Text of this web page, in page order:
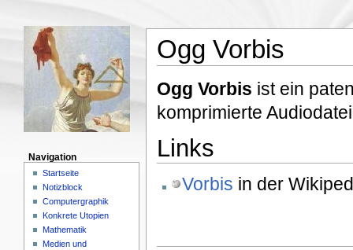
Ogg Vorbis
Ogg Vorbis ist ein
komprimierte
Links
Vorbis in der
Navigation
Startseite
Notizblock
Computergraphik
Konkrete Utopien
Mathematik
Medien und